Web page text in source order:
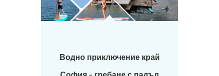
Водно приключение край